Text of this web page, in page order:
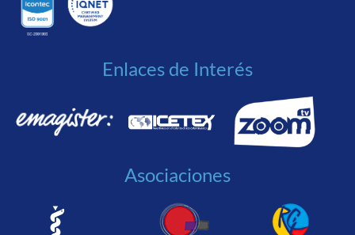
Enlaces de Interés
Asociaciones